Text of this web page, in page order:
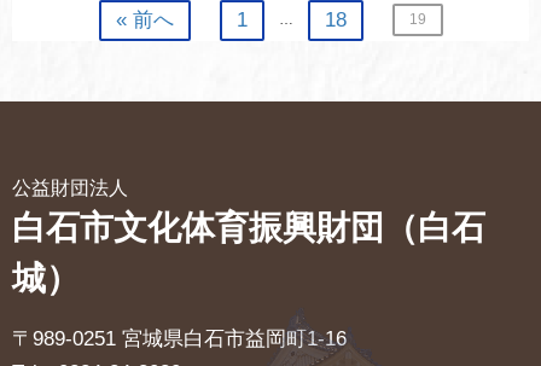
« 前へ 1 18 19
公益財団法人
白石市文化体育振興財団（白石
城）
〒989-0251 宮城県白石市益岡町1-16